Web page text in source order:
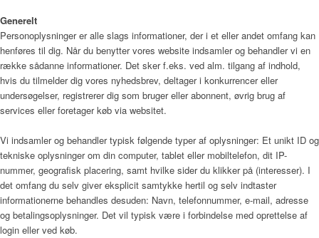
Generelt
Personoplysninger er alle slags informationer, der i et eller andet omfang kan
henføres til dig. Når du benytter vores website indsamler og behandler vi en
række sådanne informationer. Det sker f.eks. ved alm. tilgang af indhold,
hvis du tilmelder dig vores nyhedsbrev, deltager i konkurrencer eller
undersøgelser, registrerer dig som bruger eller abonnent, øvrig brug af
services eller foretager køb via websitet.
Vi indsamler og behandler typisk følgende typer af oplysninger: Et unikt ID og
tekniske oplysninger om din computer, tablet eller mobiltelefon, dit IP-
nummer, geografisk placering, samt hvilke sider du klikker på (interesser). I
det omfang du selv giver eksplicit samtykke hertil og selv indtaster
informationerne behandles desuden: Navn, telefonnummer, e-mail, adresse
og betalingsoplysninger. Det vil typisk være i forbindelse med oprettelse af
login eller ved køb.